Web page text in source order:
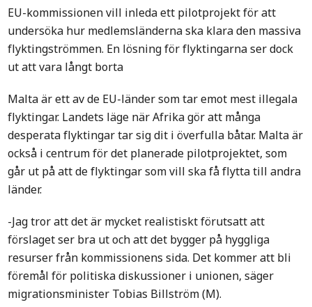
EU-kommissionen vill inleda ett pilotprojekt för att
undersöka hur medlemsländerna ska klara den massiva
flyktingströmmen. En lösning för flyktingarna ser dock
ut att vara långt borta
Malta är ett av de EU-länder som tar emot mest illegala
flyktingar. Landets läge när Afrika gör att många
desperata flyktingar tar sig dit i överfulla båtar. Malta är
också i centrum för det planerade pilotprojektet, som
går ut på att de flyktingar som vill ska få flytta till andra
länder.
-Jag tror att det är mycket realistiskt förutsatt att
förslaget ser bra ut och att det bygger på hyggliga
resurser från kommissionens sida. Det kommer att bli
föremål för politiska diskussioner i unionen, säger
migrationsminister Tobias Billström (M).